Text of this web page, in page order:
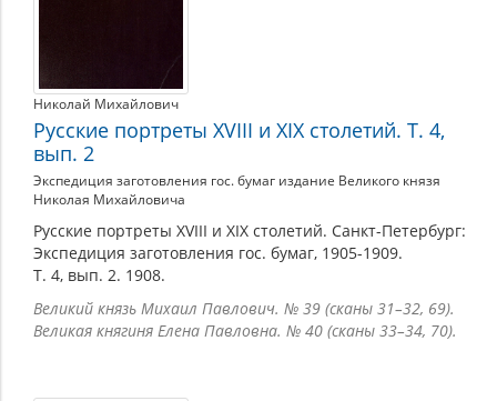
Николай Михайлович
Русские портреты XVIII и XIX столетий. Т. 4,
вып. 2
Экспедиция заготовления гос. бумаг издание Великого князя
Николая Михайловича
Русские портреты XVIII и XIX столетий. Санкт-Петербург:
Экспедиция заготовления гос. бумаг, 1905-1909.
Т. 4, вып. 2. 1908.
Великий князь Михаил Павлович. № 39 (сканы 31–32, 69).
Великая княгиня Елена Павловна. № 40 (сканы 33–34, 70).